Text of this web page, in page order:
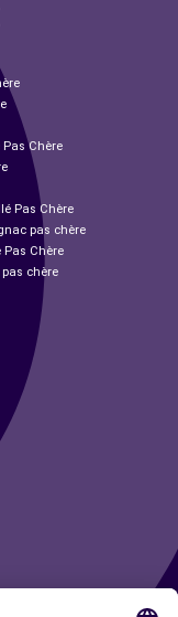
Chère
Pas Chère
pas chère
Pas Chère
chère